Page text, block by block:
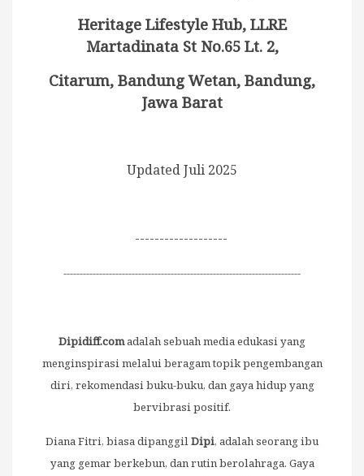
Heritage Lifestyle Hub, LLRE
Martadinata St No.65 Lt. 2,
Citarum, Bandung Wetan, Bandung,
Jawa Barat
Updated Juli 2025
-------------------
-------------------------------------------------------------------------
Dipidiff.comadalah sebuah media edukasi yang
menginspirasi melalui beragam topik pengembangan
diri, rekomendasi buku-buku, dan gaya hidup yang
bervibrasi positif.
Diana Fitri, biasa dipanggilDipi, adalah seorang ibu
yang gemar berkebun, dan rutin berolahraga. Gaya